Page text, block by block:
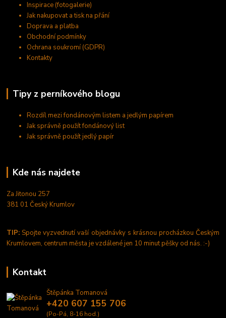
Inspirace (fotogalerie)
Jak nakupovat a tisk na přání
Doprava a platba
Obchodní podmínky
Ochrana soukromí (GDPR)
Kontakty
Tipy z perníkového blogu
Rozdíl mezi fondánovým listem a jedlým papírem
Jak správně použít fondánový list
Jak správně použít jedlý papír
Kde nás najdete
Za Jitonou 257
381 01 Český Krumlov
TIP: Spojte vyzvednutí vaší objednávky s krásnou procházkou Českým
Krumlovem, centrum města je vzdálené jen 10 minut pěšky od nás. :-)
Kontakt
Štěpánka Tomanová
+420 607 155 706
(Po-Pá, 8-16 hod.)